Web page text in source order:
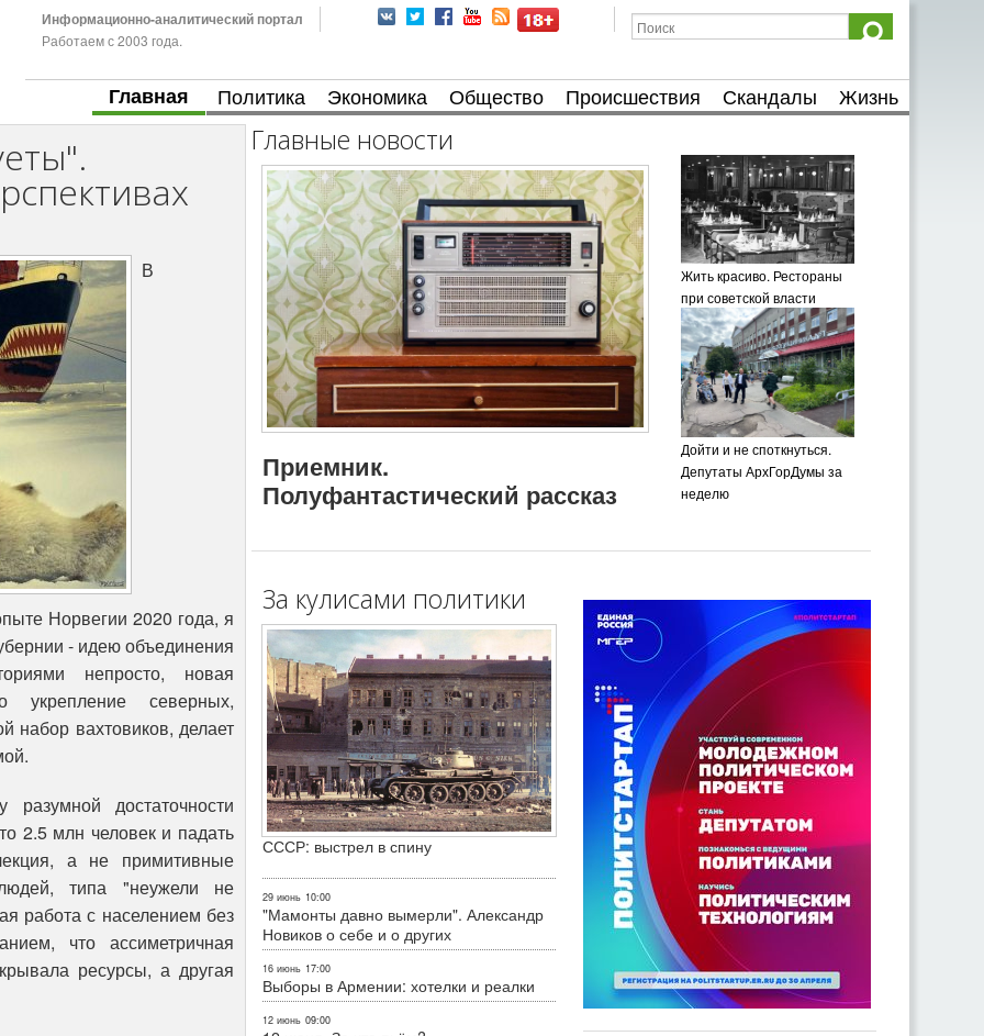
Информационно-аналитический портал
Работаем с 2003 года.
Главная Политика Экономика Общество Происшествия Скандалы Жизнь
В
Норвегии 2020 года, я
- идею объединения
непросто, новая
укрепление северных,
набор вахтовиков, делает
достаточности
2.5 млн человек и падать
а не примитивные
типа "неужели не
работа с населением без
что ассиметричная
ресурсы, а другая
Главные новости
Приемник.
Полуфантастический рассказ
Жить красиво. Рестораны
при советской власти
Дойти и не споткнуться.
Депутаты АрхГорДумы за
неделю
За кулисами политики
СССР: выстрел в спину
29 июнь 10:00
"Мамонты давно вымерли". Александр
Новиков о себе и о других
16 июнь 17:00
Выборы в Армении: хотелки и реалки
12 июнь 09:00